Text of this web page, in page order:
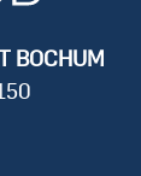
BOCHUM